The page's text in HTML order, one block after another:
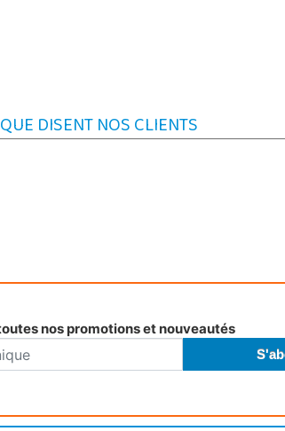
DISENT NOS CLIENTS
nos promotions et nouveautés